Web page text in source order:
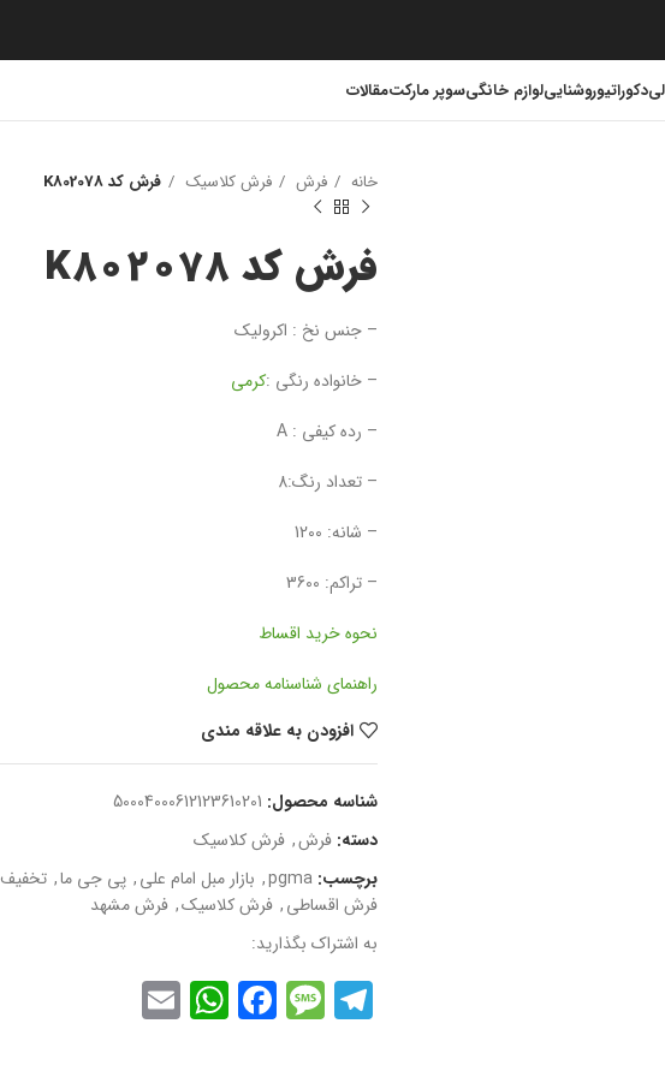
دکوراتیوروشناییلوازم خانگیسوپر مارکتمقالات
خانه فرش فرش کلاسیک فرش کد K802078
فرش کد K802078
– جنس نخ : اکرولیک
– خانواده رنگی :کرمی
– رده کیفی : A
– تعداد رنگ:8
– شانه: 1200
– تراکم: 3600
نحوه خرید اقساط
راهنمای شناسنامه محصول
افزودن به علاقه مندی
شناسه محصول: 50004000612123610201
دسته: فرش, فرش کلاسیک
برچسب: pgma
, بازار مبل امام علی, پی جی ما, تخفیف
فرش اقساطی, فرش کلاسیک, فرش مشهد
به اشتراک بگذارید:
Telegram
Message
Facebook
WhatsApp